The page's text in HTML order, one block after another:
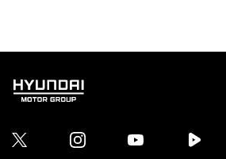
HYUNDAI
GROUP
twitter instagram